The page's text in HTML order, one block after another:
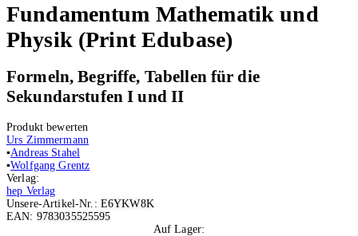
Fundamentum Mathematik und
Physik (Print Edubase)
Formeln, Begriffe, Tabellen für die
Sekundarstufen I und II
Produkt bewerten
Urs Zimmermann
▪Andreas Stahel
▪Wolfgang Grentz
Verlag:
hep Verlag
Unsere-Artikel-Nr.: E6YKW8K
EAN: 9783035525595
Auf Lager: